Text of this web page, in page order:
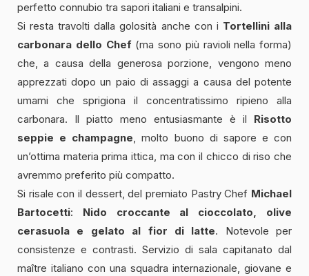
perfetto connubio tra sapori italiani e transalpini.
Si resta travolti dalla golosità anche con i Tortellini alla
carbonara dello Chef(ma sono più ravioli nella forma)
che, a causa della generosa porzione, vengono meno
apprezzati dopo un paio di assaggi a causa del potente
umami che sprigiona il concentratissimo ripieno alla
carbonara. Il piatto meno entusiasmante è il Risotto
seppie e champagne, molto buono di sapore e con
un’ottima materia prima ittica, ma con il chicco di riso che
avremmo preferito più compatto.
Si risale con il dessert, del premiato Pastry Chef Michael
Bartocetti: Nido croccante al cioccolato, olive
cerasuola e gelato al fior di latte. Notevole per
consistenze e contrasti. Servizio di sala capitanato dal
maître italiano con una squadra internazionale, giovane e